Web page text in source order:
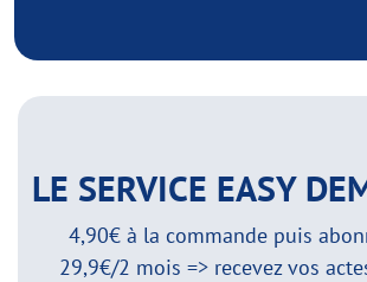
LE SERVICE EASY
4,90€ à la commande puis
29,9€/2 mois => recevez vos